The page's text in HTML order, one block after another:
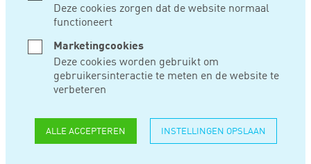
Deze cookies zorgen dat de website normaal
functioneert
Marketingcookies
Deze cookies worden gebruikt om
gebruikersinteractie te meten en de website te
verbeteren
ALLE ACCEPTEREN INSTELLINGEN OPSLAAN
EMIGRATIE ZEER
RELEVANT BIJ
VERSTREKKEN
LENING AAN BV